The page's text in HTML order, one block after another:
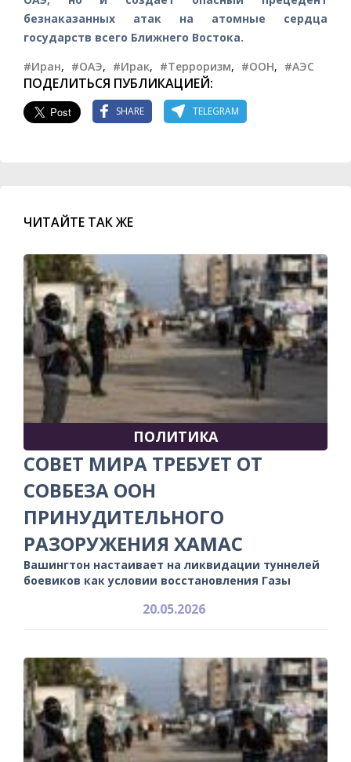
безнаказанных атак на атомные сердца
государств всего Ближнего Востока.
#Иран, #ОАЭ, #Ирак, #Терроризм, #ООН, #АЭС
ПОДЕЛИТЬСЯ ПУБЛИКАЦИЕЙ:
SHARE TELEGRAM
ЧИТАЙТЕ ТАК ЖЕ
ПОЛИТИКА
СОВЕТ МИРА ТРЕБУЕТ ОТ
СОВБЕЗА ООН
ПРИНУДИТЕЛЬНОГО
РАЗОРУЖЕНИЯ ХАМАС
Вашингтон настаивает на ликвидации туннелей
боевиков как условии восстановления Газы
20.05.2026